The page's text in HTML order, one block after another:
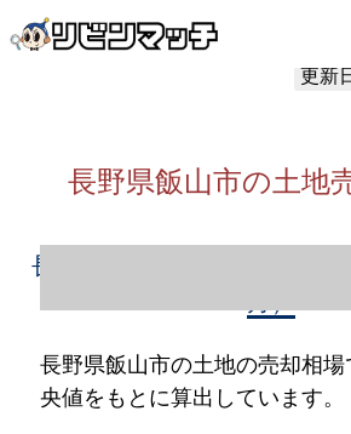
更新
長野県飯山市の土地
長野県飯山市の土地売却情報
長野県飯山市の土地の売却相
央値をもとに算出しています。